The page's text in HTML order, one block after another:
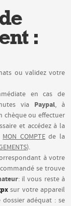
:
ou validez votre
en cas de
via Paypal, à
chèque ou effectuer
et accédez à la
MON COMPTEde la
).
à votre
se trouve
: il vous reste à
sur votre appareil
adéquat : se